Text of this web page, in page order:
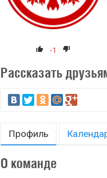
-1
Рассказать
Профиль
О команде